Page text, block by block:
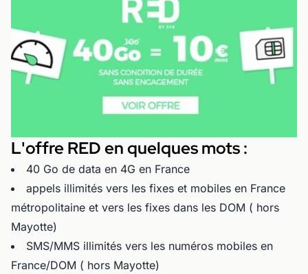
L'offre RED en quelques mots :
40 Go de data en 4G en France
appels illimités vers les fixes et mobiles en France
métropolitaine et vers les fixes dans les DOM ( hors
Mayotte)
SMS/MMS illimités vers les numéros mobiles en
France/DOM ( hors Mayotte)